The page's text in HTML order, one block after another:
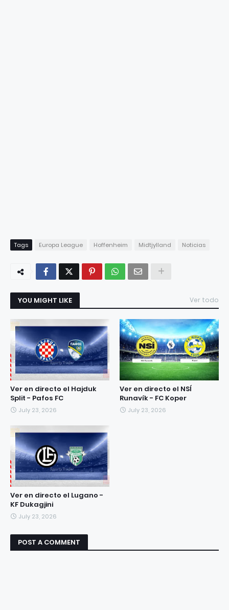
Tags Europa League Hoffenheim Midtjylland Noticias
YOU MIGHT LIKE Ver todo
Ver en directo el Hajduk
Split - Pafos FC
July 23, 2026
Ver en directo el NSÍ
Runavík - FC Koper
July 23, 2026
Ver en directo el Lugano -
KF Dukagjini
July 23, 2026
POST A COMMENT